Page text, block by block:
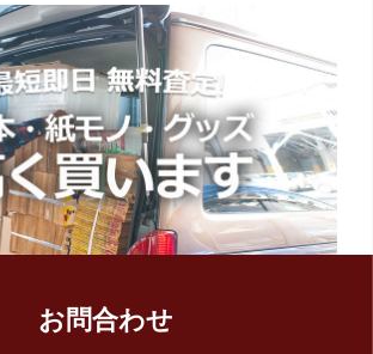
お問合わせ